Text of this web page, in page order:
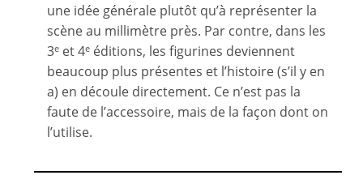
une idée générale plutôt qu’à représenter la
scène au millimètre près. Par contre, dans les
3e et 4e éditions, les figurines deviennent
beaucoup plus présentes et l’histoire (s’il y en
a) en découle directement. Ce n’est pas la
faute de l’accessoire, mais de la façon dont on
l’utilise.